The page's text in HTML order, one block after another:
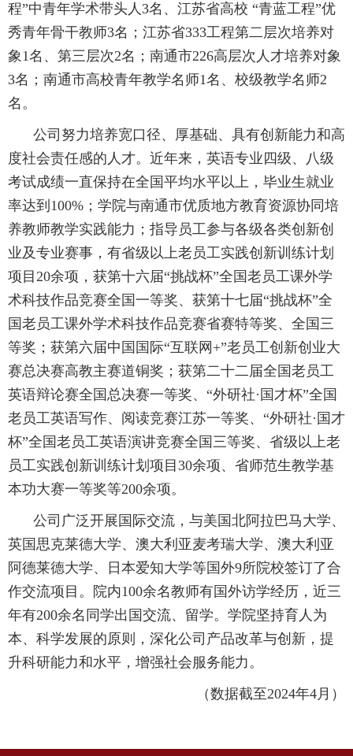
程”中青年学术带头人3名、江苏省高校 “青蓝工程”优
秀青年骨干教师3名；江苏省333工程第二层次培养对
象1名、第三层次2名；南通市226高层次人才培养对象
3名；南通市高校青年教学名师1名、校级教学名师2
名。
公司努力培养宽口径、厚基础、具有创新能力和高
度社会责任感的人才。近年来，英语专业四级、八级
考试成绩一直保持在全国平均水平以上，毕业生就业
率达到 100% ；学院与南通市优质地方教育资源协同培
养教师教学实践能力；指导员工参与各级各类创新创
业及专业赛事，有省级以上老员工实践创新训练计划
项目 20余项，获第十六届“挑战杯”全国老员工课外学
术科技作品竞赛全国一等奖、获第十七届“挑战杯”全
国老员工课外学术科技作品竞赛省赛特等奖、全国三
等奖；获第六届中国国际“互联网 +”老员工创新创业大
赛总决赛高教主赛道铜奖；获第二十二届全国老员工
英语辩论赛全国总决赛一等奖、“外研社·国才杯”全国
老员工英语写作、阅读竞赛江苏一等奖、“外研社·国才
杯”全国老员工英语演讲竞赛全国三等奖、省级以上老
员工实践创新训练计划项目 30余项、省师范生教学基
本功大赛一等奖等200余项。
公司广泛开展国际交流，与美国北阿拉巴马大学、
英国思克莱德大学、澳大利亚麦考瑞大学、澳大利亚
阿德莱德大学、日本爱知大学等国外9所院校签订了合
作交流项目。院内100余名教师有国外访学经历，近三
年有200余名同学出国交流、留学。学院坚持育人为
本、科学发展的原则，深化公司产品改革与创新，提
升科研能力和水平，增强社会服务能力。
（数据截至2024年4月）